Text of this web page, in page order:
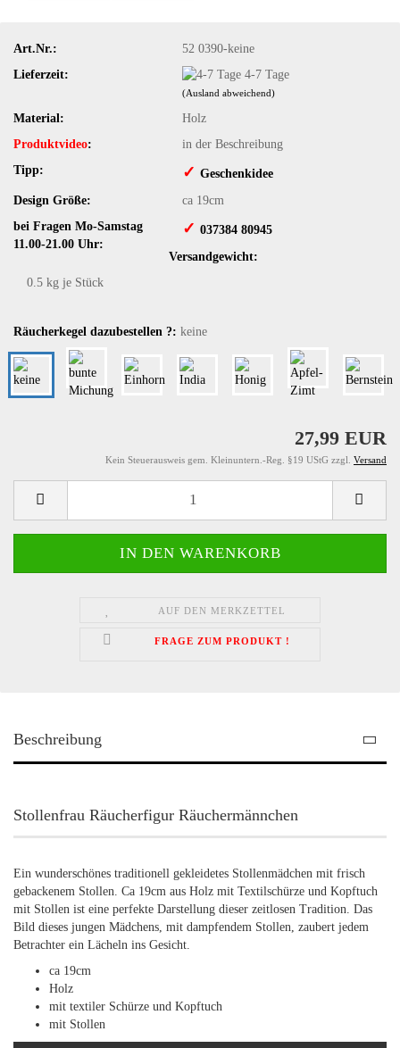
Art.Nr.:
52 0390-keine
Lieferzeit:
4-7 Tage
(Ausland abweichend)
Material:
Holz
Produktvideo:
in der Beschreibung
Tipp:
✓ ​Geschenkidee
Design Größe:
ca 19cm
bei Fragen Mo-Samstag
11.00-21.00 Uhr:
✓ ​ 037384 80945
Versandgewicht:
0.5 kg je Stück
Räucherkegel dazubestellen ?: keine
27,99 EUR
Kein Steuerausweis gem. Kleinuntern.-Reg. §19 UStG zzgl. Versand
AUF DEN MERKZETTEL
FRAGE ZUM PRODUKT !
Beschreibung
Stollenfrau Räucherfigur Räuchermännchen
Ein wunderschönes traditionell gekleidetes Stollenmädchen mit frisch
gebackenem Stollen. Ca 19cm aus Holz mit Textilschürze und Kopftuch
mit Stollen ist eine perfekte Darstellung dieser zeitlosen Tradition. Das
Bild dieses jungen Mädchens, mit dampfendem Stollen, zaubert jedem
Betrachter ein Lächeln ins Gesicht.
ca 19cm
Holz
mit textiler Schürze und Kopftuch
mit Stollen